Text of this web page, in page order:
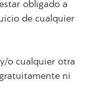
obligado a
de cualquier
o cualquier otra
ni